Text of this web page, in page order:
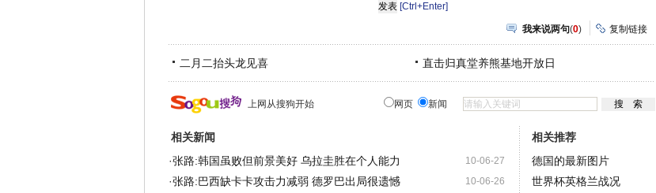
[Ctrl+Enter]
我来说两句(0) 复制链接
二月二抬头龙见喜 直击归真堂养熊基地开放日
上网从搜狗开始 网页 新闻
相关新闻
10-06-27
·张路:韩国虽败但前景美好 乌拉圭胜在个人能力
10-06-26
·张路:巴西缺卡卡攻击力减弱 德罗巴出局很遗憾
相关推荐
德国的最新图片
世界杯英格兰战况